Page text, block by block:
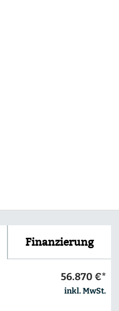
Finanzierung
56.870 €*
inkl. MwSt.